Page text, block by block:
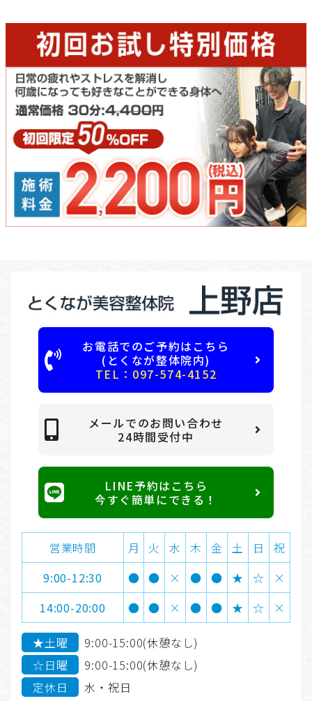
お電話でのご予約はこちら
(とくなが整体院内)
TEL：097-574-4152
メールでのお問い合わせ
24時間受付中
LINE予約はこちら
今すぐ簡単にできる！
営業時間 月 火 水 木 金 土 日
祝
9:00-12:30
● ● × ● ● ★ ☆
×
14:00-20:00
● ● × ● ● ★ ☆ ×
★土曜
9:00-15:00(休憩なし)
☆日曜
9:00-15:00(休憩なし)
定休日
水・祝日